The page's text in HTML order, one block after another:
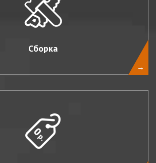
Сборка
→